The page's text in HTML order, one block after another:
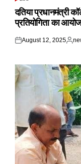
POSTED
दतिया प्रधानमंत्री
प्रतियोगिता का
Posted
August 12, 2025